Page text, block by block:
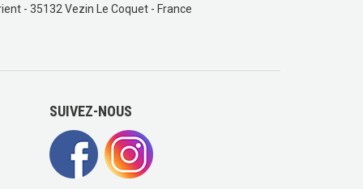
- 35132 Vezin Le Coquet - France
SUIVEZ-NOUS